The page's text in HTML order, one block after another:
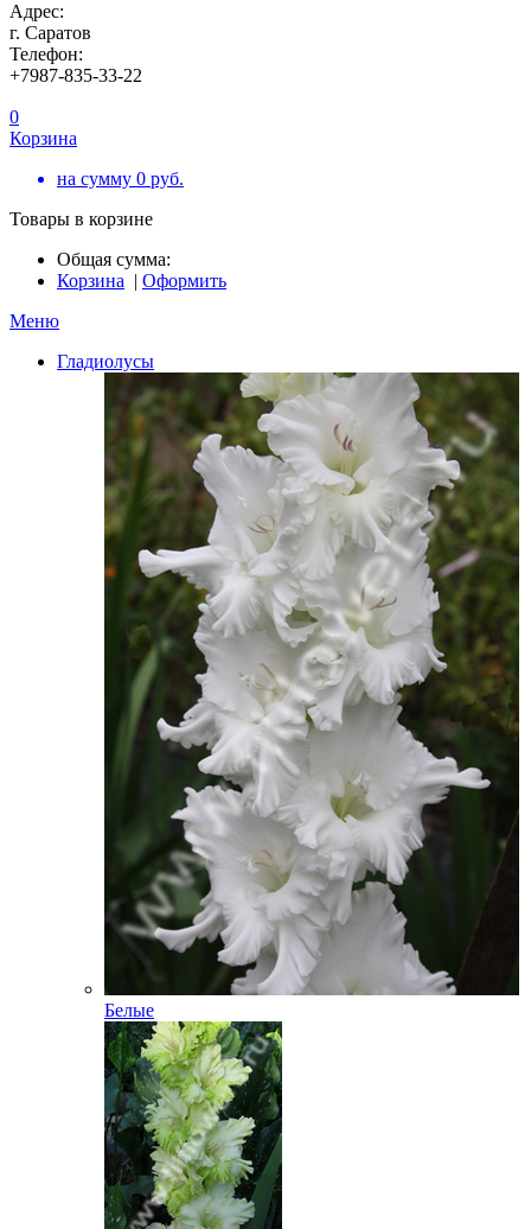
Адрес:
г. Саратов
Телефон:
+7987-835-33-22
0
Корзина
на сумму 0 руб.
Товары в корзине
Общая сумма:
Корзина | Оформить
Меню
Гладиолусы
Белые